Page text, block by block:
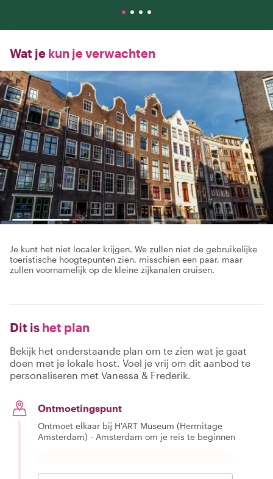
Wat je kun je verwachten
Je kunt het niet localer krijgen. We zullen niet de gebruikelijke
toeristische hoogtepunten zien, misschien een paar, maar
zullen voornamelijk op de kleine zijkanalen cruisen.
Dit is het plan
Bekijk het onderstaande plan om te zien wat je gaat
doen met je lokale host. Voel je vrij om dit aanbod te
personaliseren met Vanessa & Frederik.
Ontmoetingspunt
Ontmoet elkaar bij H'ART Museum (Hermitage
Amsterdam) - Amsterdam om je reis te beginnen